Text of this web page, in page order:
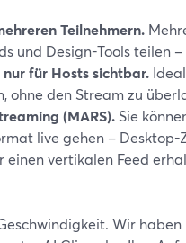
Teilnehmern.
und Design-Tools teilen
für Hosts sichtbar.
ohne den Stream zu
(MARS). Sie
live gehen – Desktop-
einen vertikalen Feed
Wir